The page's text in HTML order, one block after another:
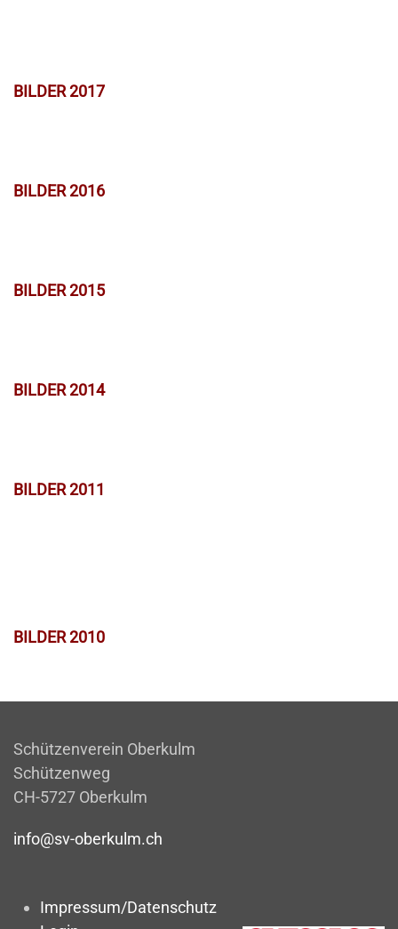
BILDER 2017
BILDER 2016
BILDER 2015
BILDER 2014
BILDER 2011
BILDER 2010
Schützenverein Oberkulm
Schützenweg
CH-5727 Oberkulm
info@sv-oberkulm.ch
Impressum/Datenschutz